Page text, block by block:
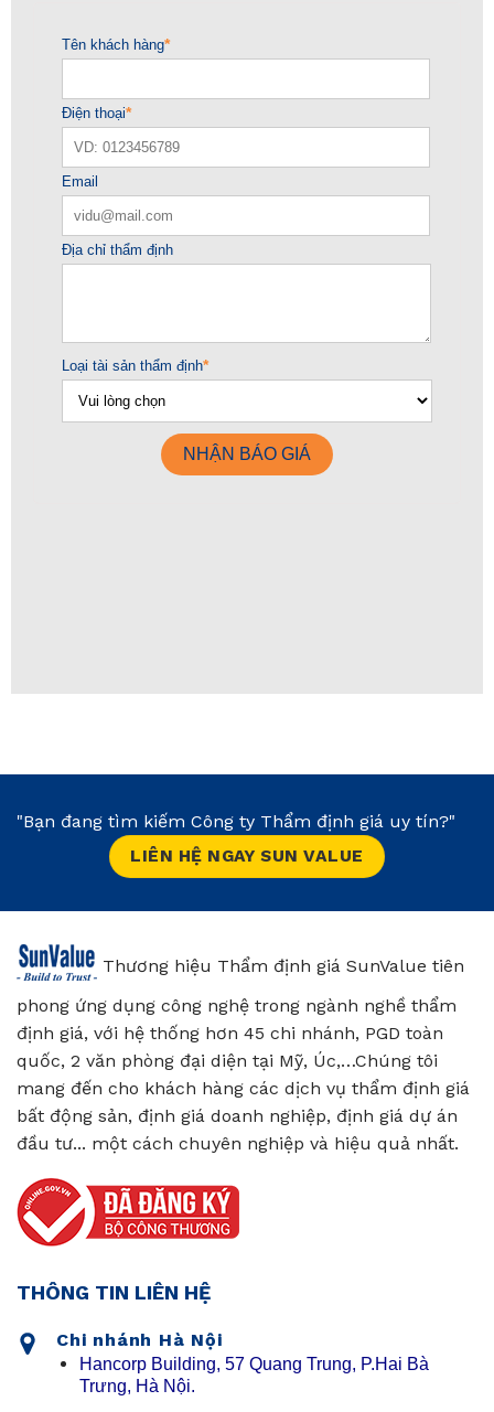
"Bạn đang tìm kiếm Công ty Thẩm định giá uy tín?"
LIÊN HỆ NGAY SUN VALUE
Thương hiệu Thẩm định giá SunValue tiên
phong ứng dụng công nghệ trong ngành nghề thẩm
định giá, với hệ thống hơn 45 chi nhánh, PGD toàn
quốc, 2 văn phòng đại diện tại Mỹ, Úc,…Chúng tôi
mang đến cho khách hàng các dịch vụ thẩm định giá
bất động sản, định giá doanh nghiệp, định giá dự án
đầu tư... một cách chuyên nghiệp và hiệu quả nhất.
THÔNG TIN LIÊN HỆ
Chi nhánh Hà Nội
Hancorp Building, 57 Quang Trung, P.Hai Bà
Trưng, Hà Nội.